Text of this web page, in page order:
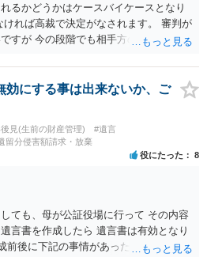
るかどうかはケースバイケースとなり
ければ高裁で決定がなされます。 審判が
すが 今の段階でも相手方の連絡が迷惑
効にする事は出来ないか、ご
見(生前の財産管理)
#遺言
留分侵害額請求・放棄
役にたった 8
ても、母が公証役場に行って その内容
言書を作成したら 遺言書は有効となり
前後に下記の事情があったことが証明で